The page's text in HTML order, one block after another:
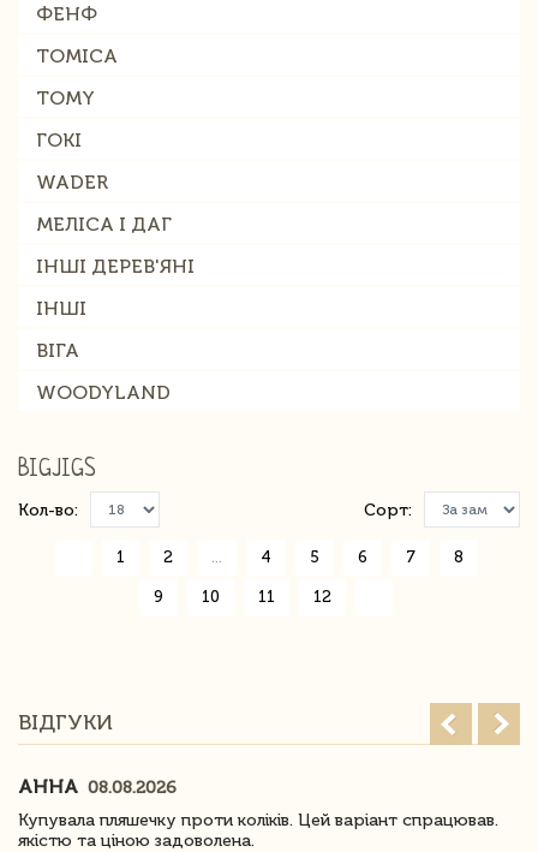
ФЕНФ
TOMICA
TOMY
ГОКІ
WADER
МЕЛІСА І ДАГ
ІНШІ ДЕРЕВ'ЯНІ
ІНШІ
ВІГА
WOODYLAND
BIGJIGS
Кол-во: Сорт:
1 2 4 5 6 7 8
9 10 11 12
ВІДГУКИ
АННА 08.08.2026
Купувала пляшечку проти коліків. Цей варіант спрацював.
якістю та ціною задоволена.